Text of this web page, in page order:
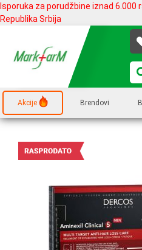
Isporuka za porudžbine iznad
Republika Srbija
Akcije Brendovi